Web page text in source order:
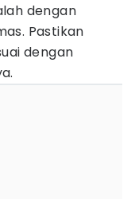
dengan
Pastikan
dengan